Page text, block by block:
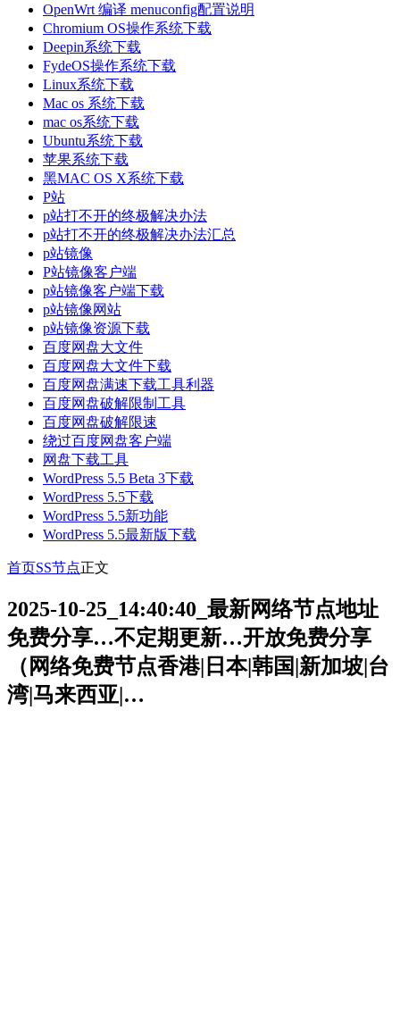
OpenWrt 编译 menuconfig配置说明
Chromium OS操作系统下载
Deepin系统下载
FydeOS操作系统下载
Linux系统下载
Mac os 系统下载
mac os系统下载
Ubuntu系统下载
苹果系统下载
黑MAC OS X系统下载
P站
p站打不开的终极解决办法
p站打不开的终极解决办法汇总
p站镜像
P站镜像客户端
p站镜像客户端下载
p站镜像网站
p站镜像资源下载
百度网盘大文件
百度网盘大文件下载
百度网盘满速下载工具利器
百度网盘破解限制工具
百度网盘破解限速
绕过百度网盘客户端
网盘下载工具
WordPress 5.5 Beta 3下载
WordPress 5.5下载
WordPress 5.5新功能
WordPress 5.5最新版下载
首页SS节点正文
2025-10-25_14:40:40_最新网络节点地址
免费分享…不定期更新…开放免费分享
（网络免费节点香港|日本|韩国|新加坡|台
湾|马来西亚|…